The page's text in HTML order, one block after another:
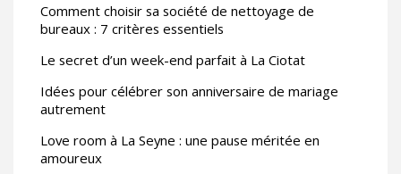
Comment choisir sa société de nettoyage de
bureaux : 7 critères essentiels
Le secret d’un week-end parfait à La Ciotat
Idées pour célébrer son anniversaire de mariage
autrement
Love room à La Seyne : une pause méritée en
amoureux